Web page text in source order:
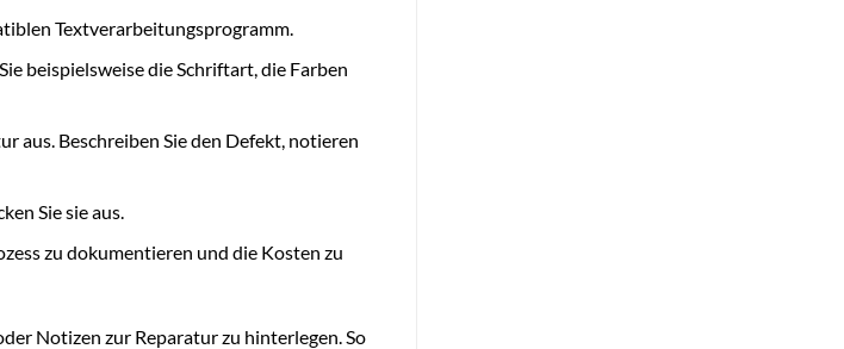
Textverarbeitungsprogramm.
beispielsweise die Schriftart, die Farben
aus. Beschreiben Sie den Defekt, notieren
Sie sie aus.
zu dokumentieren und die Kosten zu
Notizen zur Reparatur zu hinterlegen. So